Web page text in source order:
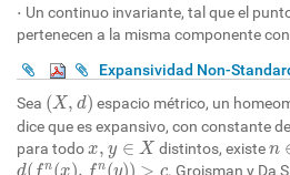
⋅⋅ Un continuo invariante, tal que el
pertenecen a la misma componente
Expansividad Non-
Sea (X, d)
(X, ) espacio métrico, un
dice que es expansivo, con constante
para todox, y ∈ X
x, ∈X distintos, existen
n
n n
d( fn (x ), n(y) >c
. Groisman y Da